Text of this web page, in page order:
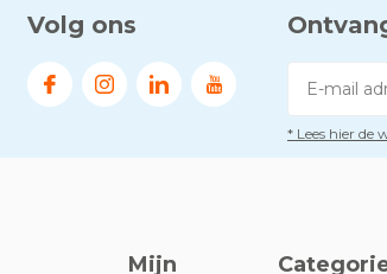
Volg ons
* Lees hier de
Mijn